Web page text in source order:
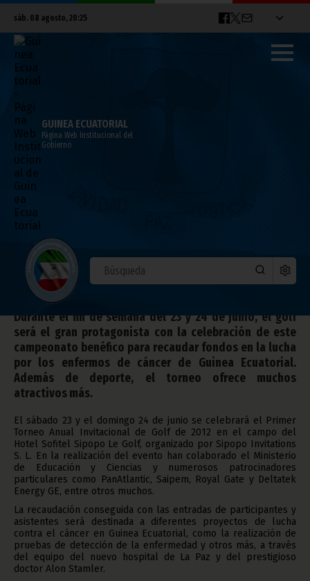
sáb. 08 agosto, 20:25
GUINEA ECUATORIAL
Página Web Institucional del
Gobierno
Todo listo para el Primer Torneo
Benéfico Invitacional de Golf 2012
junio 12, 2012
Noticias Deportes
Durante el fin de semana del 23 y 24 de junio, el golf
será el gran protagonista con la celebración de este
campeonato benéfico para recaudar fondos en la lucha
por los enfermos de cáncer de Guinea Ecuatorial.
Además de deporte, el torneo ofrece muchos
atractivos más.
El sábado 23 y el domingo 24 de junio se celebrará el Primer
Torneo Anual Invitacional de Golf de 2012 en el campo del
Hotel Sofitel Sipopo Le Golf, organizado por Sipopo Invitations
S. L. En la realización del evento han colaborado el Ministerio
de Educación y Ciencias y numerosos patrocinadores
particulares como PanAtlantic, Saipem, Royal Gate y Deltatek
Energy GE, entre otros muchos.
La recaudación conseguida con las entradas de participantes y
asistentes será destinada a diferentes proyectos de lucha
contra el cáncer en Guinea Ecuatorial, como la realización de
pruebas de detección de la enfermedad y otros más, a través
del equipo del nuevo hospital de La Paz y del prestigioso
doctor Alon Stamler.